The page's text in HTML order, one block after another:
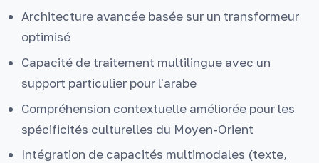
Architecture avancée basée sur un transformeur
optimisé
Capacité de traitement multilingue avec un
support particulier pour l'arabe
Compréhension contextuelle améliorée pour les
spécificités culturelles du Moyen-Orient
Intégration de capacités multimodales (texte,